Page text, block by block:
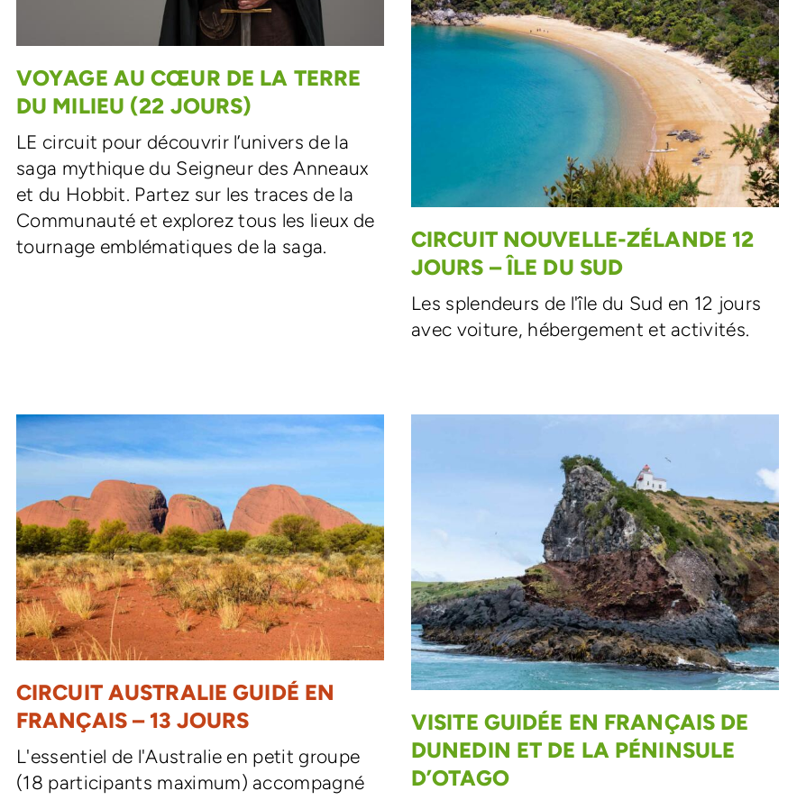
VOYAGE AU CŒUR DE LA TERRE
DU MILIEU (22 JOURS)
LE circuit pour découvrir l’univers de la
saga mythique du Seigneur des Anneaux
et du Hobbit. Partez sur les traces de la
Communauté et explorez tous les lieux de
tournage emblématiques de la saga.
CIRCUIT NOUVELLE-ZÉLANDE 12
JOURS – ÎLE DU SUD
Les splendeurs de l'île du Sud en 12 jours
avec voiture, hébergement et activités.
CIRCUIT AUSTRALIE GUIDÉ EN
FRANÇAIS – 13 JOURS
L'essentiel de l'Australie en petit groupe
(18 participants maximum) accompagné
VISITE GUIDÉE EN FRANÇAIS DE
DUNEDIN ET DE LA PÉNINSULE
D’OTAGO